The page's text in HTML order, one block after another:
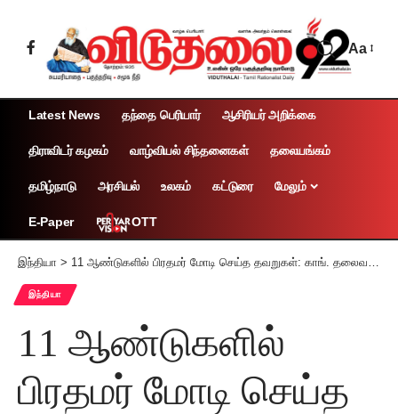
Aa
Latest News தந்தை பெரியார் ஆசிரியர் அறிக்கை
திராவிடர் கழகம் வாழ்வியல் சிந்தனைகள் தலையங்கம்
தமிழ்நாடு அரசியல் உலகம் கட்டுரை மேலும்
E-Paper OTT
இந்தியா > 11 ஆண்டுகளில் பிரதமர் மோடி செய்த தவறுகள்: காங். தலைவர் கார்கே கடும் தாக்கு!
இந்தியா
11 ஆண்டுகளில்
பிரதமர் மோடி செய்த